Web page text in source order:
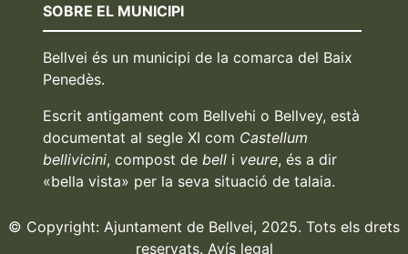
SOBRE EL MUNICIPI
Bellvei és un municipi de la comarca del Baix
Penedès.
Escrit antigament com Bellvehi o Bellvey, està
documentat al segle XI com Castellum
bellivicini, compost de belli veure, és a dir
«bella vista» per la seva situació de talaia.
© Copyright: Ajuntament de Bellvei, 2025. Tots els drets
reservats. Avís legal